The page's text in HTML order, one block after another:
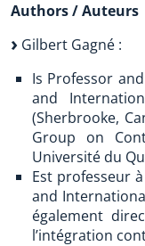
Authors / Auteurs
Gilbert Gagné :
Is Professor
and
(Sherbrooke,
Group on
Université du
Est professeur
and
également
l’intégration